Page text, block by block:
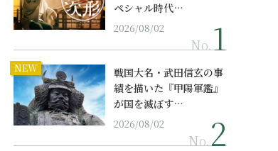
ペシャル時代…
2026/08/02
No.
NEW
戦国大名・武田信玄の事
績を描いた『甲陽軍鑑』
が国を滅ぼす…
2026/08/02
No.